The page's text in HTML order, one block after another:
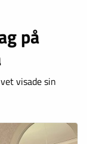
på
visade sin